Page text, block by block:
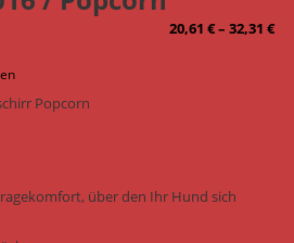
20,61€–32,31€
Popcorn
über den Ihr Hund sich